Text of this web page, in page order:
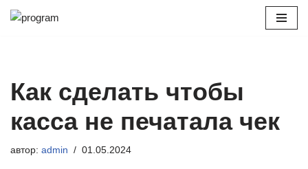
Как сделать чтобы
касса не печатала чек
автор: admin 01.05.2024